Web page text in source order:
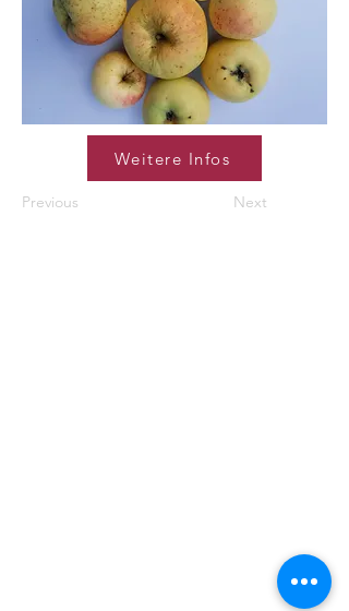
Weitere Infos
Previous Next